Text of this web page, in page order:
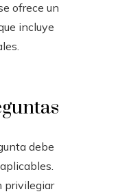
ofrece un
incluye
debe
privilegiar